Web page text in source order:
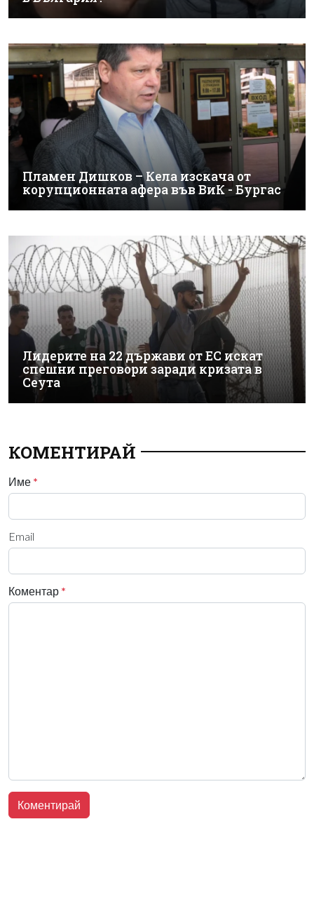
Пламен Дишков – Кела изскача от
корупционната афера във ВиК - Бургас
Лидерите на 22 държави от ЕС искат
спешни преговори заради кризата в
Сеута
КОМЕНТИРАЙ
Име *
Email
Коментар *